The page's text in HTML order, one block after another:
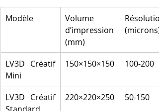
Modèle
Volume
d’impression
(mm)
Résolution
(microns)
LV3D Créatif
Mini
150×150×150 100-200
LV3D Créatif
220×220×250 50-150